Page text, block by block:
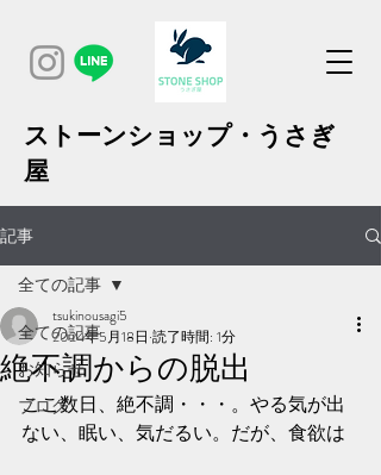
ストーンショップ・うさぎ
屋
記事
全ての記事
お知らせ
ブログ
全ての記事
絶不調からの脱出
tsukinousagi5
2024年5月18日 読了時間: 1分
ここ数日、絶不調・・・。やる気が出
ない、眠い、気だるい。だが、食欲は